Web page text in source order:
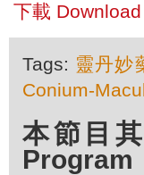
下載 Download
Tags: 靈丹妙
Conium-
本節目
Program